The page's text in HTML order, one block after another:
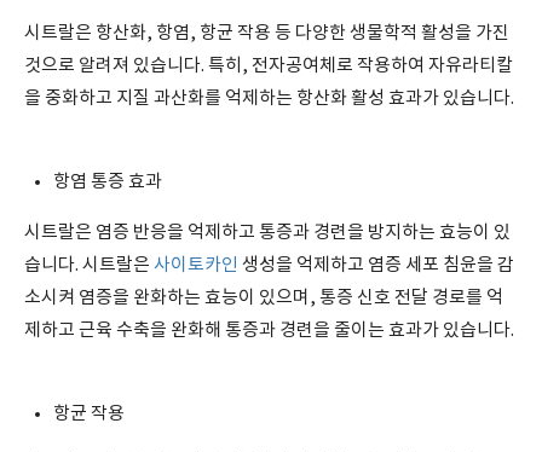
시트랄은 항산화, 항염, 항균 작용 등 다양한 생물학적 활성을 가진
것으로 알려져 있습니다. 특히, 전자공여체로 작용하여 자유라티칼
을 중화하고 지질 과산화를 억제하는 항산화 활성 효과가 있습니다.
항염 통증 효과
시트랄은 염증 반응을 억제하고 통증과 경련을 방지하는 효능이 있
습니다. 시트랄은 사이토카인 생성을 억제하고 염증 세포 침윤을 감
소시켜 염증을 완화하는 효능이 있으며, 통증 신호 전달 경로를 억
제하고 근육 수축을 완화해 통증과 경련을 줄이는 효과가 있습니다.
항균 작용